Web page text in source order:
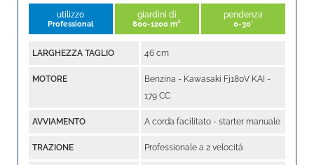
utilizzo
Professional
giardini di
800-1200 m²
pendenza
0-30°
LARGHEZZA TAGLIO 46 cm
MOTORE
Benzina - Kawasaki Fj180V KAI -
179 CC
AVVIAMENTO A corda facilitato - starter manuale
TRAZIONE Professionale a 2 velocità